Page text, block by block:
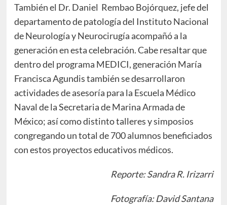
También el Dr. Daniel Rembao Bojórquez, jefe del
departamento de patología del Instituto Nacional
de Neurología y Neurocirugía acompañó a la
generación en esta celebración. Cabe resaltar que
dentro del programa MEDICI, generación María
Francisca Agundis también se desarrollaron
actividades de asesoría para la Escuela Médico
Naval de la Secretaria de Marina Armada de
México; así como distinto talleres y simposios
congregando un total de 700 alumnos beneficiados
con estos proyectos educativos médicos.
Reporte: Sandra R. Irizarri
Fotografía: David Santana